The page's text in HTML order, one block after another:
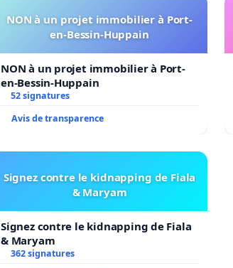
NON à un projet immobilier à Port-
en-Bessin-Huppain
NON à un projet immobilier à Port-
en-Bessin-Huppain
52 signatures
Avis de transparence
Signez contre le kidnapping de Fiala
& Maryam
Signez contre le kidnapping de Fiala
& Maryam
362 signatures